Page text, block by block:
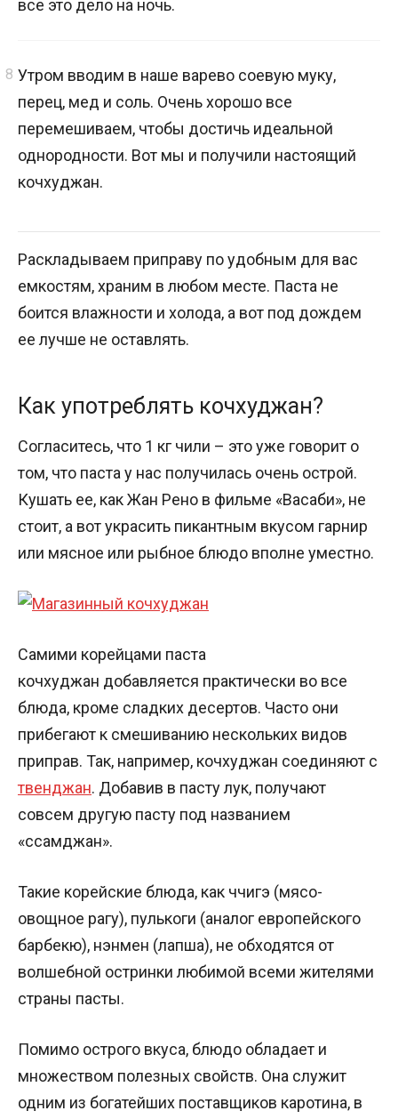
все это дело на ночь.
Утром вводим в наше варево соевую муку,
перец, мед и соль. Очень хорошо все
перемешиваем, чтобы достичь идеальной
однородности. Вот мы и получили настоящий
кочхуджан.
Раскладываем приправу по удобным для вас
емкостям, храним в любом месте. Паста не
боится влажности и холода, а вот под дождем
ее лучше не оставлять.
Как употреблять кочхуджан?
Согласитесь, что 1 кг чили – это уже говорит о
том, что паста у нас получилась очень острой.
Кушать ее, как Жан Рено в фильме «Васаби», не
стоит, а вот украсить пикантным вкусом гарнир
или мясное или рыбное блюдо вполне уместно.
Самими корейцами паста
кочхуджан добавляется практически во все
блюда, кроме сладких десертов. Часто они
прибегают к смешиванию нескольких видов
приправ. Так, например, кочхуджан соединяют с
твенджан. Добавив в пасту лук, получают
совсем другую пасту под названием
«ссамджан».
Такие корейские блюда, как ччигэ (мясо-
овощное рагу), пулькоги (аналог европейского
барбекю), нэнмен (лапша), не обходятся от
волшебной остринки любимой всеми жителями
страны пасты.
Помимо острого вкуса, блюдо обладает и
множеством полезных свойств. Она служит
одним из богатейших поставщиков каротина, в